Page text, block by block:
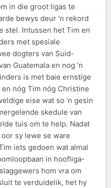
in die groot ligas te
bewys deur ‘n rekord
stel. Intussen het Tim en
met spesiale
dogters van Suid-
Guatemala en nog ‘n
is met baie ernstige
nóg Tim nóg Christine
eise wat so ‘n gesin
skedule van
tuis om te help. Nadat
sy lewe se ware
iets gedoen wat almal
in hoofliga-
hom vra om
te verduidelik, het hy